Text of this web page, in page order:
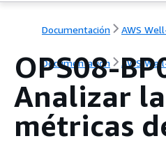
Documentación AWS
Documentación AWS
OPS08-
Analizar
métricas